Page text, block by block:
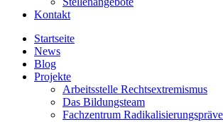
Kontakt
Startseite
News
Blog
Projekte
Arbeitsstelle Rechtsextremismus
Das Bildungsteam
Fachzentrum